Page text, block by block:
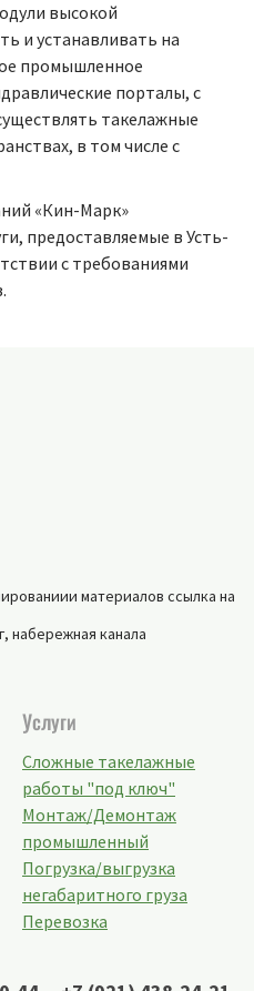
высокой
и устанавливать на
промышленное
порталы, с
такелажные
в том числе с
«Кин-Марк»
предоставляемые в Усть-
с требованиями
материалов ссылка на
, набережная канала
Услуги
Сложные такелажные
работы "под ключ"
Монтаж/Демонтаж
промышленный
Погрузка/выгрузка
негабаритного груза
Перевозка